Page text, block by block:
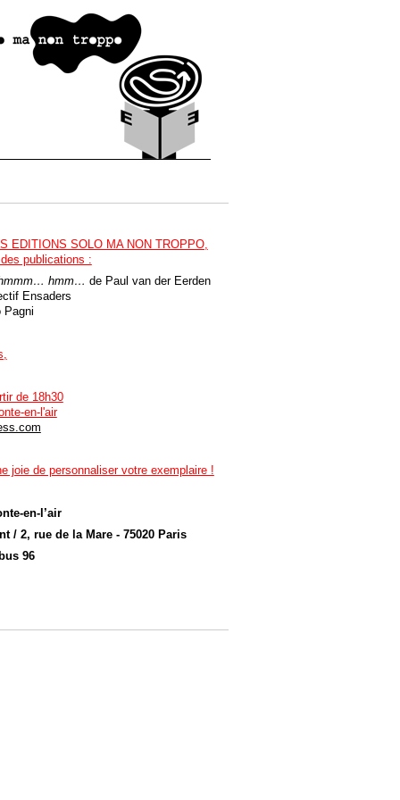
EDITIONS SOLO MA NON TROPPO,
publications :
hmm… de Paul van der Eerden
Ensaders
Pagni
de 18h30
en-l'air
joie de personnaliser votre exemplaire !
en-l’air
/ 2, rue de la Mare - 75020 Paris
96